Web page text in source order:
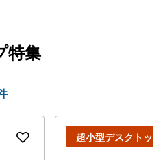
特集
超小型デスクトップ